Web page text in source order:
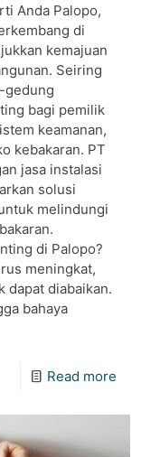
Anda Palopo,
di
kemajuan
Seiring
gedung
bagi pemilik
keamanan,
kebakaran. PT
jasa instalasi
solusi
melindungi
di Palopo?
meningkat,
dapat diabaikan.
bahaya
Read more